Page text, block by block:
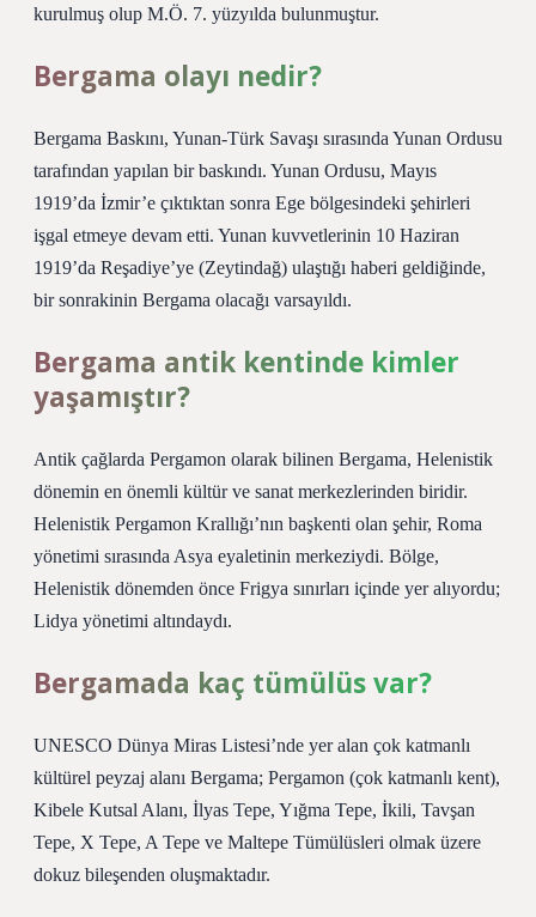
kurulmuş olup M.Ö. 7. yüzyılda bulunmuştur.
Bergama olayı nedir?
Bergama Baskını, Yunan-Türk Savaşı sırasında Yunan Ordusu
tarafından yapılan bir baskındı. Yunan Ordusu, Mayıs
1919’da İzmir’e çıktıktan sonra Ege bölgesindeki şehirleri
işgal etmeye devam etti. Yunan kuvvetlerinin 10 Haziran
1919’da Reşadiye’ye (Zeytindağ) ulaştığı haberi geldiğinde,
bir sonrakinin Bergama olacağı varsayıldı.
Bergama antik kentinde kimler
yaşamıştır?
Antik çağlarda Pergamon olarak bilinen Bergama, Helenistik
dönemin en önemli kültür ve sanat merkezlerinden biridir.
Helenistik Pergamon Krallığı’nın başkenti olan şehir, Roma
yönetimi sırasında Asya eyaletinin merkeziydi. Bölge,
Helenistik dönemden önce Frigya sınırları içinde yer alıyordu;
Lidya yönetimi altındaydı.
Bergamada kaç tümülüs var?
UNESCO Dünya Miras Listesi’nde yer alan çok katmanlı
kültürel peyzaj alanı Bergama; Pergamon (çok katmanlı kent),
Kibele Kutsal Alanı, İlyas Tepe, Yığma Tepe, İkili, Tavşan
Tepe, X Tepe, A Tepe ve Maltepe Tümülüsleri olmak üzere
dokuz bileşenden oluşmaktadır.